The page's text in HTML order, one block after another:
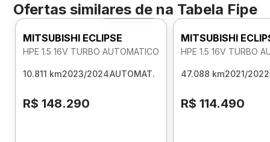
Ofertas similares de na Tabela Fipe
Foto 360º
MITSUBISHI ECLIPSE
HPE 1.5 16V TURBO AUTOMATICO
10.811 km2023/2024AUTOMAT.
R$ 148.290
MITSUBISHI
HPE 1.5 16V TURBO
47.088 km2021/2022
R$ 114.490